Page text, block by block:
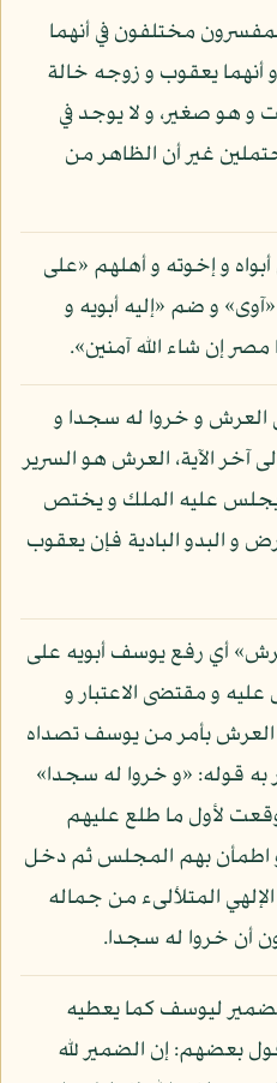
مختلفون في أنهما
أنهما يعقوب و زوجه خالة
و هو صغير، و لا يوجد في
غير أن الظاهر من
و إخوته و أهلهم «على
و ضم «إليه أبويه و
إن شاء الله آمنين».
العرش و خروا له سجدا و
آخر الآية، العرش هو السرير
يجلس عليه الملك و يختص
و البدو البادية فإن يعقوب
أي رفع يوسف أبويه على
و مقتضى الاعتبار و
العرش بأمر من يوسف تصداه
قوله: «و خروا له سجدا»
لأول ما طلع عليهم
اطمأن بهم المجلس ثم دخل
المتلألىء من جماله
أن خروا له سجدا.
ليوسف كما يعطيه
بعضهم: إن الضمير لله